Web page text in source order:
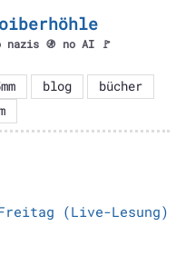
nazis 🚯 no AI 🚩
blog
bücher
(Live-Lesung)